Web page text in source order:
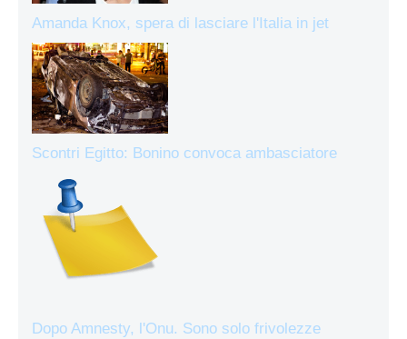
Amanda Knox, spera di lasciare l'Italia in jet
Scontri Egitto: Bonino convoca ambasciatore
Dopo Amnesty, l'Onu. Sono solo frivolezze